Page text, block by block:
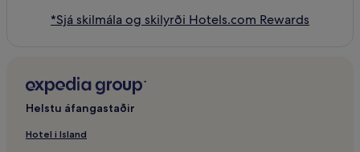
*Sjá skilmála og skilyrði Hotels.com Rewards
Helstu áfangastaðir
Hotel i Island